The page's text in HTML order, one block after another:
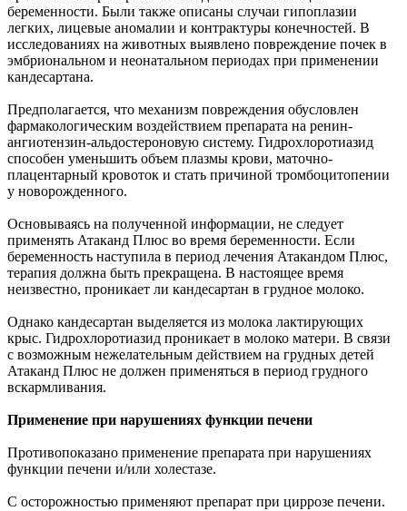
беременности. Были также описаны случаи гипоплазии
легких, лицевые аномалии и контрактуры конечностей. В
исследованиях на животных выявлено повреждение почек в
эмбриональном и неонатальном периодах при применении
кандесартана.
Предполагается, что механизм повреждения обусловлен
фармакологическим воздействием препарата на ренин-
ангиотензин-альдостероновую систему. Гидрохлоротиазид
способен уменьшить объем плазмы крови, маточно-
плацентарный кровоток и стать причиной тромбоцитопении
у новорожденного.
Основываясь на полученной информации, не следует
применять Атаканд Плюс во время беременности. Если
беременность наступила в период лечения Атакандом Плюс,
терапия должна быть прекращена. В настоящее время
неизвестно, проникает ли кандесартан в грудное молоко.
Однако кандесартан выделяется из молока лактирующих
крыс. Гидрохлоротиазид проникает в молоко матери. В связи
с возможным нежелательным действием на грудных детей
Атаканд Плюс не должен применяться в период грудного
вскармливания.
Применение при нарушениях функции печени
Противопоказано применение препарата при нарушениях
функции печени и/или холестазе.
С осторожностью применяют препарат при циррозе печени.